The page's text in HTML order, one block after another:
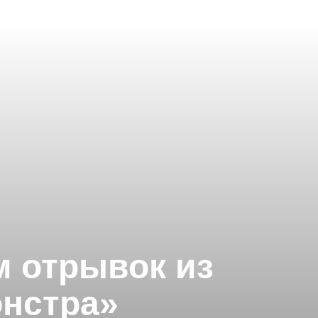
отрывок из